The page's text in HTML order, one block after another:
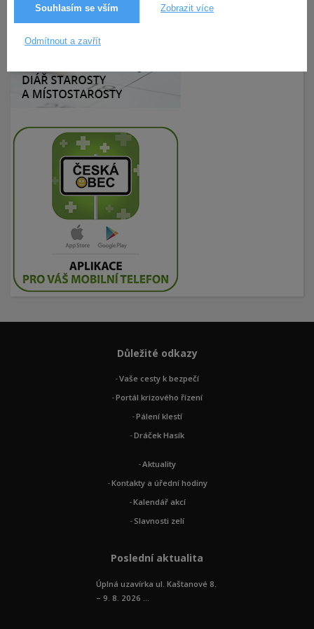
Souhlasím se vším Zobrazit více
Odmítnout a zavřít
Důležité odkazy
Vaše cesty k bezpečí
Portál krizového řízení
Pálení klestí
Dráček Hasík
Aktuality
Kontakty a úřední hodiny
Kalendář akcí
Slavnosti zelí
Poslední aktualita
Úplná uzavírka ul. Kaštanové 8.
– 9. 8. 2026 ...